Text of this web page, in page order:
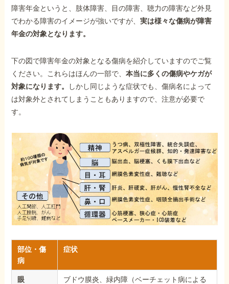
障害年金というと、肢体障害、目の障害、聴力の障害など外見
でわかる障害のイメージが強いですが、実は様々な傷病が障害
年金の対象となります。
下の図で障害年金の対象となる傷病を紹介していますのでご覧
ください。これらはほんの一部で、本当に多くの傷病やケガが
対象になります。
しかし同じような症状でも、傷病名によって
は対象外とされてしまうこともありますので、注意が必要で
す。
部位・傷
病
症状
眼
ブドウ膜炎、緑内障（ベーチェット病による